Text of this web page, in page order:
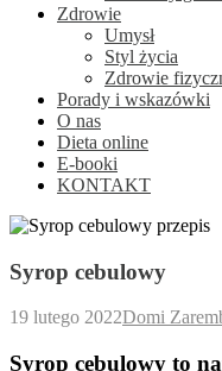
Zdrowie
Umysł
Styl życia
Zdrowie
Porady i wskazówki
O nas
Dieta online
E-booki
KONTAKT
Syrop cebulowy
19 lutego 2022Domi
Syrop cebulowy to